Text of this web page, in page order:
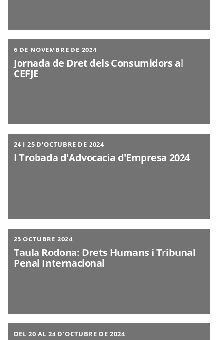
6 DE NOVEMBRE DE 2024
Jornada de Dret dels Consumidors al
CEFJE
24 I 25 D'OCTUBRE DE 2024
I Trobada d'Advocacia d'Empresa 2024
23 OCTUBRE 2024
Taula Rodona: Drets Humans i Tribunal
Penal Internacional
DEL 20 AL 24 D'OCTUBRE DE 2024